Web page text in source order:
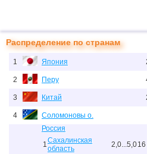
Распределение по странам
1 Япония
2 Перу
3 Китай
4 Соломоновы о.
Россия
1Сахалинская
область
2,0...5,016